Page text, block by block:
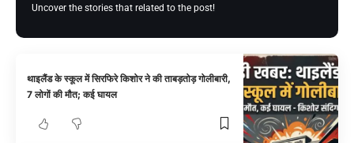
Uncover the stories that related to the post!
थाइलैंड के स्कूल में सिरफिरे किशोर ने की ताबड़तोड़ गोलीबारी,
7 लोगों की मौत; कई घायल